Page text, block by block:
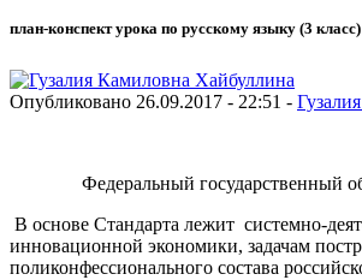
план-конспект урока по русскому языку (3
Опубликовано 26.09.2017 - 22:51 -
Федеральный государственный
В основе Стандарта лежит системно-
инновационной экономики, задачам
поликонфессионального состава